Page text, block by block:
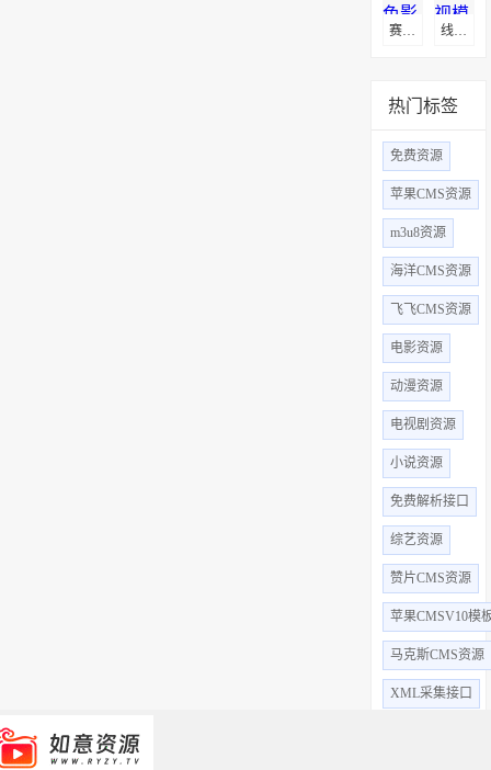
线条风格影视模板
热门标签
免费资源
苹果CMS资源
m3u8资源
海洋CMS资源
飞飞CMS资源
电影资源
动漫资源
电视剧资源
小说资源
免费解析接口
综艺资源
赞片CMS资源
苹果CMSV10模
马克斯CMS资源
XML采集接口